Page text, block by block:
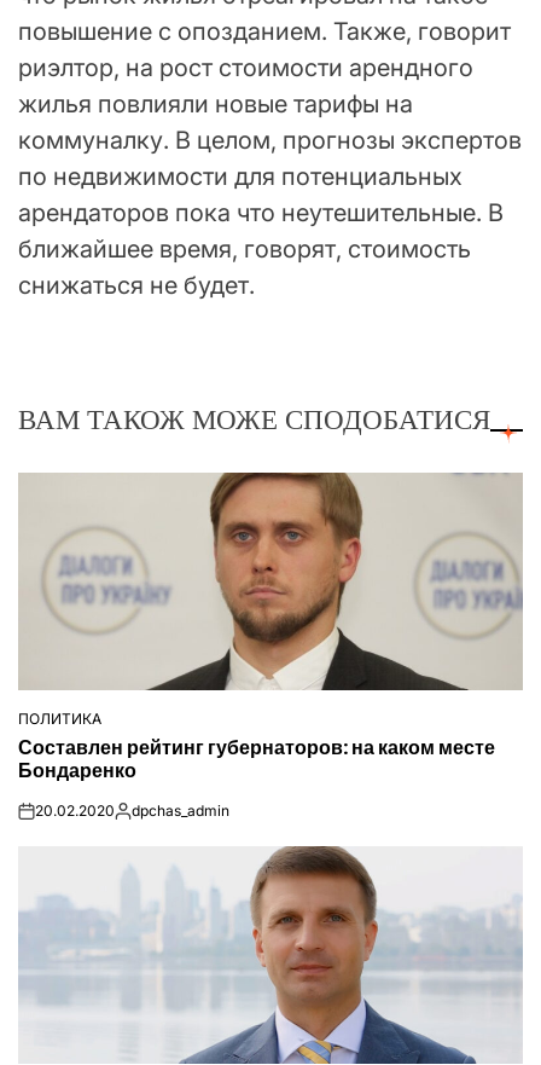
повышение с опозданием. Также, говорит
риэлтор, на рост стоимости арендного
жилья повлияли новые тарифы на
коммуналку. В целом, прогнозы экспертов
по недвижимости для потенциальных
арендаторов пока что неутешительные. В
ближайшее время, говорят, стоимость
снижаться не будет.
ВАМ ТАКОЖ МОЖЕ СПОДОБАТИСЯ
ОПУБЛІКУВАТИ
У
ПОЛИТИКА
Составлен рейтинг губернаторов: на каком месте
Бондаренко
on20.02.2020Опубліковано
dpchas_admin